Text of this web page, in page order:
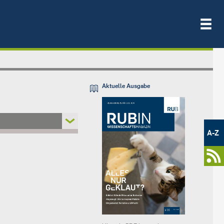
Metamenü
-
Newsportal
A-Z
Aktuelle Ausgabe